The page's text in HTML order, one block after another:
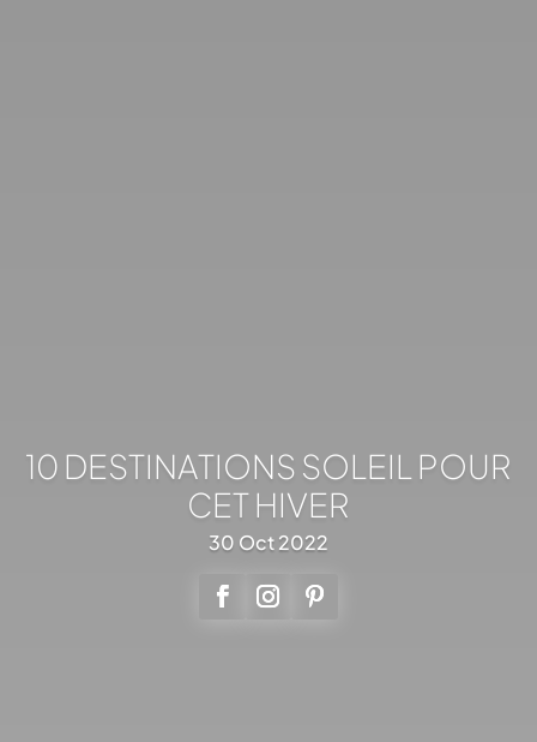
10 DESTINATIONS SOLEIL POUR
CET HIVER
30 Oct 2022